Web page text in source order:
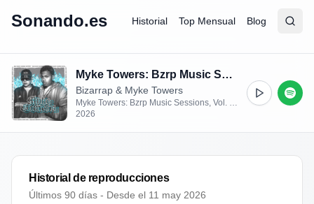
Sonando.es Historial Top Mensual Blog
Abrir
Myke Towers: Bzrp Music Sessions, Vol. 42/66
Bizarrap & Myke Towers
Myke Towers: Bzrp Music Sessions, Vol. 42/66 - Single
2026
Historial de reproducciones
Últimos 90 días - Desde el 11 may 2026